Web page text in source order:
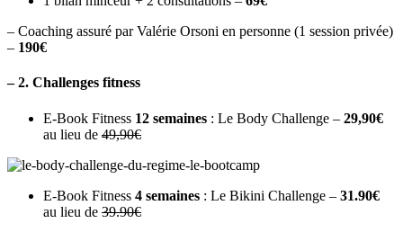
– Coaching assuré par Valérie Orsoni en personne (1 session privée)
– 190€
– 2. Challenges fitness
E-Book Fitness 12 semaines : Le Body Challenge – 29,90€
au lieu de 49,90€
E-Book Fitness 4 semaines : Le Bikini Challenge – 31.90€
au lieu de 39.90€